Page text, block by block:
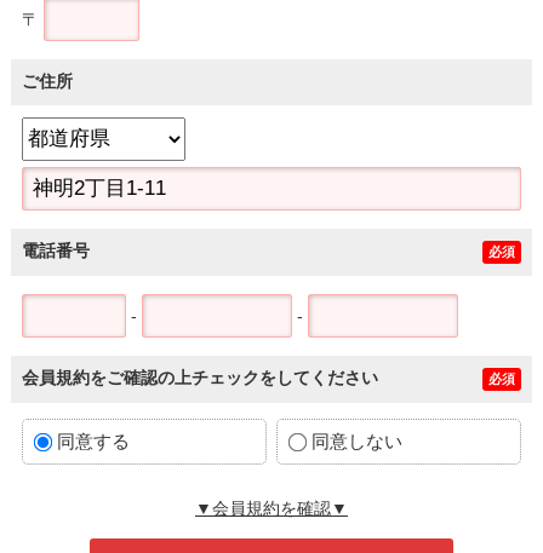
〒
ご住所
電話番号 必須
- -
会員規約をご確認の上チェックをしてください 必須
同意する 同意しない
▼会員規約を確認▼